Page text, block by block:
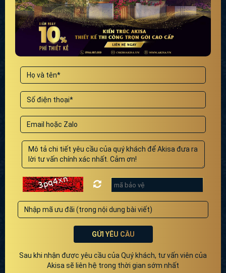
GỬI YÊU CẦU
Sau khi nhận được yêu cầu của Quý khách, tư vấn viên của
Akisa sẽ liên hệ trong thời gian sớm nhất